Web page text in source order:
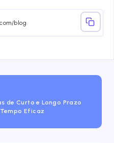
Email
de Curto e Longo Prazo
Eficaz